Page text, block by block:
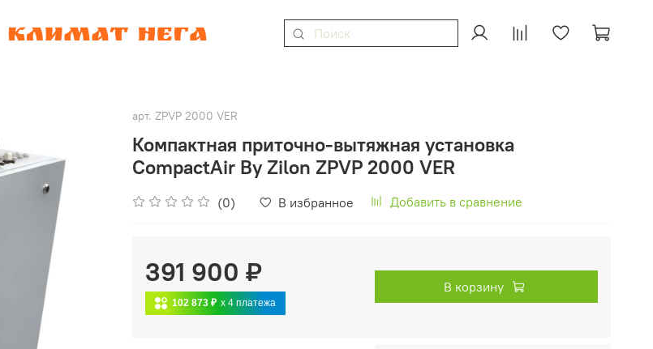
арт. ZPVP 2000 VER
Компактная приточно-вытяжная установка
CompactAir By Zilon ZPVP 2000 VER
(0) В избранное Добавить в сравнение
391 900 ₽
102 873 ₽ x 4 платежа
В корзину